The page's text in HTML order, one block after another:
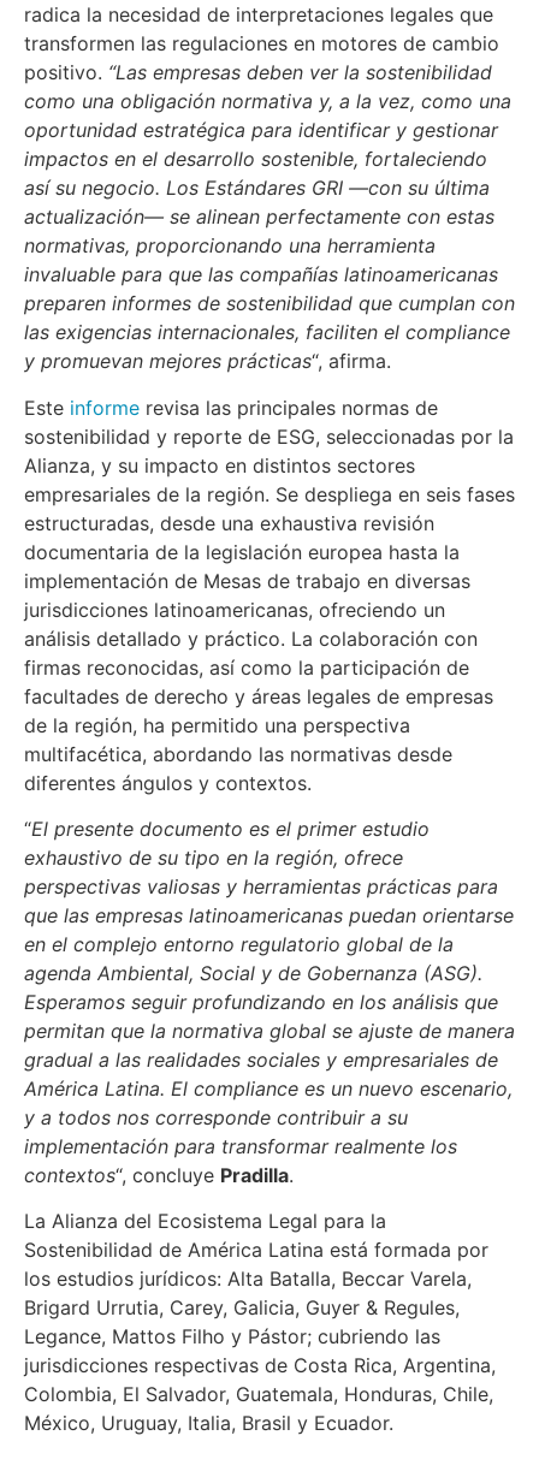
radica la necesidad de interpretaciones legales que
transformen las regulaciones en motores de cambio
positivo. “Las empresas deben ver la sostenibilidad
como una obligación normativa y, a la vez, como una
oportunidad estratégica para identificar y gestionar
impactos en el desarrollo sostenible, fortaleciendo
así su negocio. Los Estándares GRI —con su última
actualización— se alinean perfectamente con estas
normativas, proporcionando una herramienta
invaluable para que las compañías latinoamericanas
preparen informes de sostenibilidad que cumplan con
las exigencias internacionales, faciliten el compliance
y promuevan mejores prácticas“, afirma.
Este informe revisa las principales normas de
sostenibilidad y reporte de ESG, seleccionadas por la
Alianza, y su impacto en distintos sectores
empresariales de la región. Se despliega en seis fases
estructuradas, desde una exhaustiva revisión
documentaria de la legislación europea hasta la
implementación de Mesas de trabajo en diversas
jurisdicciones latinoamericanas, ofreciendo un
análisis detallado y práctico. La colaboración con
firmas reconocidas, así como la participación de
facultades de derecho y áreas legales de empresas
de la región, ha permitido una perspectiva
multifacética, abordando las normativas desde
diferentes ángulos y contextos.
“El presente documento es el primer estudio
exhaustivo de su tipo en la región, ofrece
perspectivas valiosas y herramientas prácticas para
que las empresas latinoamericanas puedan orientarse
en el complejo entorno regulatorio global de la
agenda Ambiental, Social y de Gobernanza (ASG).
Esperamos seguir profundizando en los análisis que
permitan que la normativa global se ajuste de manera
gradual a las realidades sociales y empresariales de
América Latina. El compliance es un nuevo escenario,
y a todos nos corresponde contribuir a su
implementación para transformar realmente los
contextos“, concluye Pradilla.
La Alianza del Ecosistema Legal para la
Sostenibilidad de América Latina está formada por
los estudios jurídicos: Alta Batalla, Beccar Varela,
Brigard Urrutia, Carey, Galicia, Guyer & Regules,
Legance, Mattos Filho y Pástor; cubriendo las
jurisdicciones respectivas de Costa Rica, Argentina,
Colombia, El Salvador, Guatemala, Honduras, Chile,
México, Uruguay, Italia, Brasil y Ecuador.